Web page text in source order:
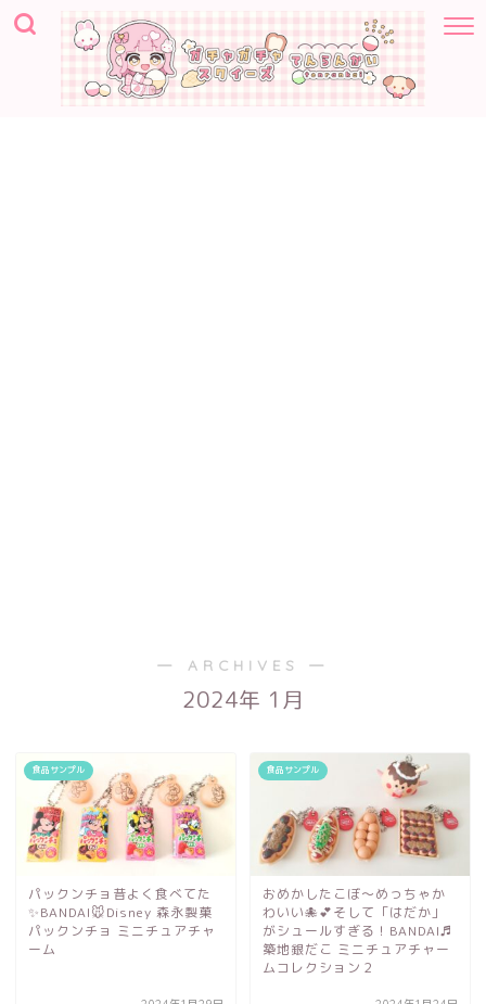
― ARCHIVES ―
2024年 1月
食品サンプル
パックンチョ昔よく食べてた
✨BANDAI🐭Disney 森永製菓
パックンチョ ミニチュアチャ
ーム
食品サンプル
おめかしたこぼ～めっちゃか
わいい🐙💕そして「はだか」
がシュールすぎる！BANDAI♬
築地銀だこ ミニチュアチャー
ムコレクション２